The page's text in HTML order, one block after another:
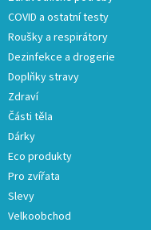
COVID a ostatní testy
Roušky a respirátory
Dezinfekce a drogerie
Doplňky stravy
Zdraví
Části těla
Dárky
Eco produkty
Pro zvířata
Slevy
Velkoobchod